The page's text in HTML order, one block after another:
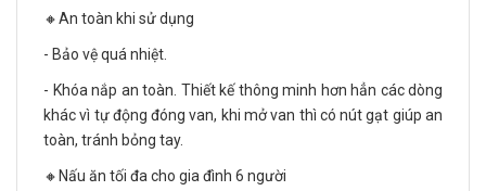
🔸An toàn khi sử dụng
- Bảo vệ quá nhiệt.
- Khóa nắp an toàn. Thiết kế thông minh hơn hẳn các dòng
khác vì tự động đóng van, khi mở van thì có nút gạt giúp an
toàn, tránh bỏng tay.
🔸Nấu ăn tối đa cho gia đình 6 người